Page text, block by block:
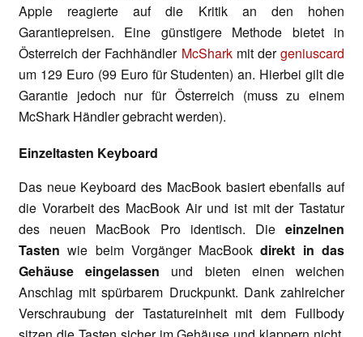
Apple reagierte auf die Kritik an den hohen
Garantiepreisen. Eine günstigere Methode bietet in
Österreich der Fachhändler McSharkmit dergeniuscard
um 129 Euro (99 Euro für Studenten) an. Hierbei gilt die
Garantie jedoch nur für Österreich (muss zu einem
McShark Händler gebracht werden).
Einzeltasten Keyboard
Das neue Keyboard des MacBook basiert ebenfalls auf
die Vorarbeit des MacBook Air und ist mit der Tastatur
des neuen MacBook Pro identisch. Die einzelnen
Tasten wie beim Vorgänger MacBookdirekt in das
Gehäuse eingelassen und bieten einen weichen
Anschlag mit spürbarem Druckpunkt. Dank zahlreicher
Verschraubung der Tastatureinheit mit dem Fullbody